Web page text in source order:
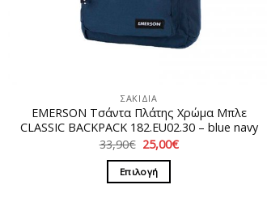
ΣΑΚΙΔΙΑ
EMERSON Τσάντα Πλάτης Χρώμα Μπλε
CLASSIC BACKPACK 182.EU02.30 – blue navy
33,90€ Original
price
was:
33,90€.
25,00€Η
Επιλογή